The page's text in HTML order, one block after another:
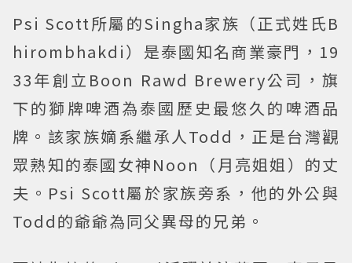
Psi Scott所屬的Singha家族（正式姓氏B
hirombhakdi）是泰國知名商業豪門，19
33年創立Boon Rawd Brewery公司，旗
下的獅牌啤酒為泰國歷史最悠久的啤酒品
牌。該家族嫡系繼承人Todd，正是台灣觀
眾熟知的泰國女神Noon（月亮姐姐）的丈
夫。Psi Scott屬於家族旁系，他的外公與
Todd的爺爺為同父異母的兄弟。